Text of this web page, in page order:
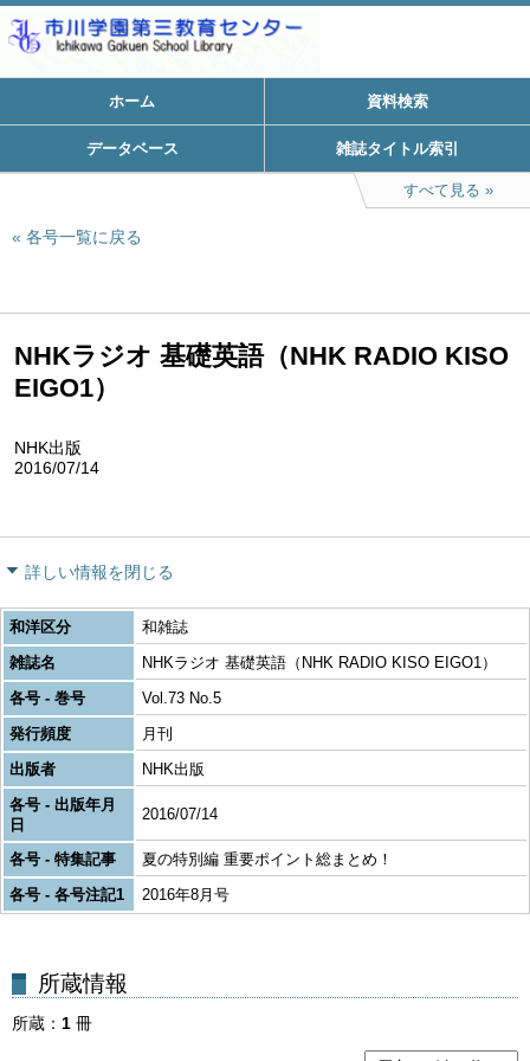
ホーム 資料検索
データベース 雑誌タイトル索引
すべて見る
各号一覧に戻る
NHKラジオ 基礎英語（NHK RADIO KISO
EIGO1）
NHK出版
2016/07/14
詳しい情報を閉じる
和洋区分
和雑誌
雑誌名
NHKラジオ 基礎英語（NHK RADIO KISO EIGO1）
各号 - 巻号
Vol.73 No.5
発行頻度
月刊
出版者
NHK出版
各号 - 出版年月
日
2016/07/14
各号 - 特集記事
夏の特別編 重要ポイント総まとめ！
各号 - 各号注記1
2016年8月号
所蔵 1 冊